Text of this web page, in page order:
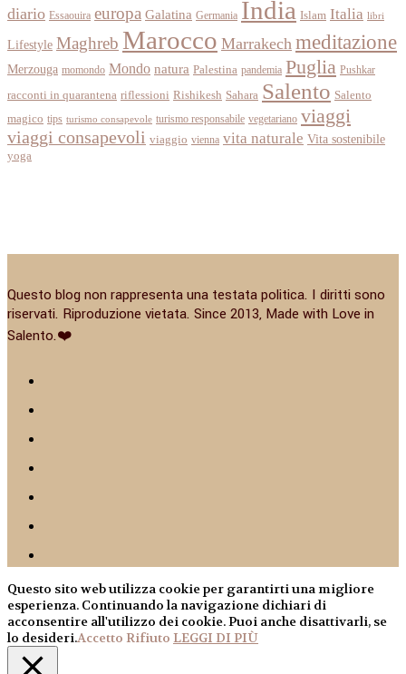
diario Essaouira europa Galatina Germania India Islam Italia libri
Lifestyle Maghreb Marocco Marrakech meditazione
Merzouga momondo Mondo natura Palestina pandemia Puglia Pushkar
racconti in quarantena riflessioni Rishikesh Sahara Salento Salento
magico tips turismo consapevole turismo responsabile vegetariano viaggi
viaggi consapevoli viaggio vienna vita naturale Vita sostenibile
yoga
Questo blog non rappresenta una testata politica. I diritti sono
riservati. Riproduzione vietata. Since 2013, Made with Love in
Salento.❤️
Questo sito web utilizza cookie per garantirti una migliore
esperienza. Continuando la navigazione dichiari di
acconsentire all'utilizzo dei cookie. Puoi anche disattivarli, se
lo desideri.Accetto Rifiuto LEGGI DI PIÙ